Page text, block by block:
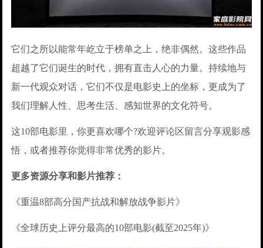
它们之所以能常年屹立于榜单之上，绝非偶然。这些作品
超越了它们诞生的时代，拥有直击人心的力量。持续地与
新一代观众对话，它们不仅是电影史上的坐标，更成为了
我们理解人性、思考生活、感知世界的文化符号。
这10部电影里，你更喜欢哪个?欢迎评论区留言分享观影感
悟，或者推荐你觉得非常优秀的影片。
更多资源分享和影片推荐：
《重温8部高分国产抗战和解放战争影片》
《全球历史上评分最高的10部电影(截至2025年)》